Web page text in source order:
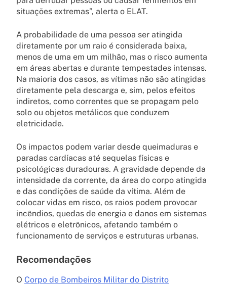
situações extremas”, alerta o ELAT.
A probabilidade de uma pessoa ser atingida
diretamente por um raio é considerada baixa,
menos de uma em um milhão, mas o risco aumenta
em áreas abertas e durante tempestades intensas.
Na maioria dos casos, as vítimas não são atingidas
diretamente pela descarga e, sim, pelos efeitos
indiretos, como correntes que se propagam pelo
solo ou objetos metálicos que conduzem
eletricidade.
Os impactos podem variar desde queimaduras e
paradas cardíacas até sequelas físicas e
psicológicas duradouras. A gravidade depende da
intensidade da corrente, da área do corpo atingida
e das condições de saúde da vítima. Além de
colocar vidas em risco, os raios podem provocar
incêndios, quedas de energia e danos em sistemas
elétricos e eletrônicos, afetando também o
funcionamento de serviços e estruturas urbanas.
Recomendações
O Corpo de Bombeiros Militar do Distrito